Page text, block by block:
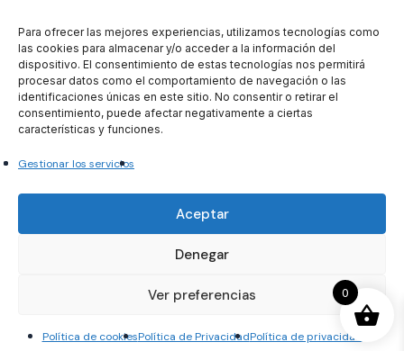
Para ofrecer las mejores experiencias, utilizamos tecnologías como
las cookies para almacenar y/o acceder a la información del
dispositivo. El consentimiento de estas tecnologías nos permitirá
procesar datos como el comportamiento de navegación o las
identificaciones únicas en este sitio. No consentir o retirar el
consentimiento, puede afectar negativamente a ciertas
características y funciones.
Gestionar los servicios
Aceptar
Denegar
Ver preferencias
Política de cookiesPolítica de PrivacidadPolítica de privacidad
Todos nuestros productos tienen
incluido el IVA en su precio.
0